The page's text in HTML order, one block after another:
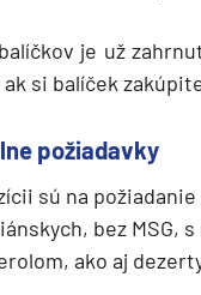
India
Japonsko
Juhovýchodná Ázia
Austrália a Nový
a Indický oceán
je už
si balíček
požiadavky
sú na
bez MSG,
ako aj